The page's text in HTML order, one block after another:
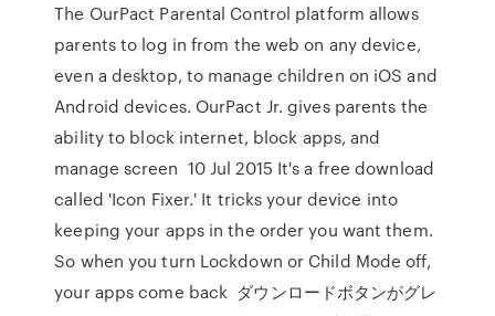
The OurPact Parental Control platform allows
parents to log in from the web on any device,
even a desktop, to manage children on iOS and
Android devices. OurPact Jr. gives parents the
ability to block internet, block apps, and
manage screen 10 Jul 2015 It's a free download
called 'Icon Fixer.' It tricks your device into
keeping your apps in the order you want them.
So when you turn Lockdown or Child Mode off,
your apps come back ダウンロードボタンがグレ